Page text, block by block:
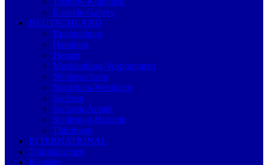
Eastside-Gallery
DEUTSCHLAND
Brandenburg
Hamburg
Hessen
Mecklenburg-Vorpommern
Niedersachsen
Nordrhein-Westfalen
Sachsen
Sachsen-Anhalt
Schleswig-Holstein
Thüringen
INTERNATIONAL
Trafohäuschen
Künstler